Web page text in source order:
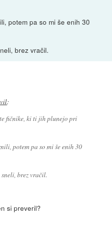
potem pa so mi še enih 30
brez vračil.
:
fičnike, ki ti jih plunejo pri
potem pa so mi še enih 30
brez vračil.
si preveril?